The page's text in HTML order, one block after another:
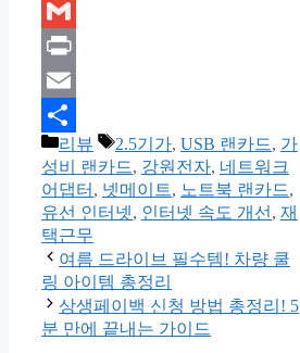
Kakao
Gmail
Print
Email
Share
카
테
고
리
리뷰
태
그
2.5기가, USB 랜카드, 가
성비 랜카드, 강원전자, 네트워크
어댑터 , 넷메이트, 노트북 랜카드,
유선 인터넷, 인터넷 속도 개선 , 재
택근무
여름 드라이브 필수템! 차량 쿨
링 아이템 총정리
상생페이백 신청 방법 총정리! 5
분 만에 끝내는 가이드